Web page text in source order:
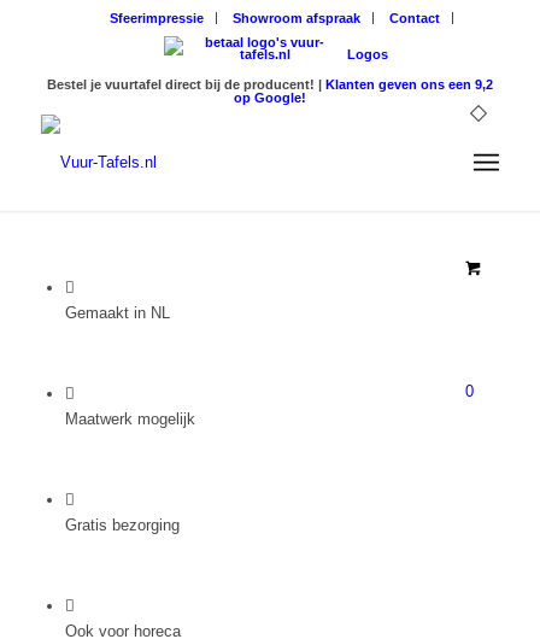
Sfeerimpressie Showroom afspraak Contact
Logos
Bestel je vuurtafel direct bij de producent! | Klanten geven ons een 9,2
op Google!
0
Gemaakt in NL
Maatwerk mogelijk
Gratis bezorging
Ook voor horeca